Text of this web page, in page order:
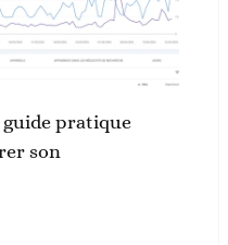
guide pratique
son